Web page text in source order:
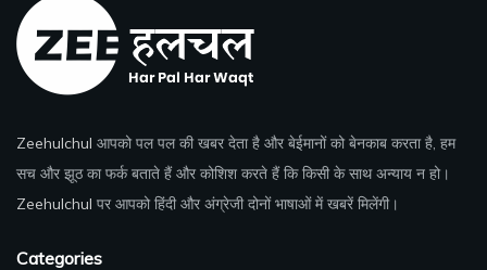
Zeehulchul आपको पल पल की खबर देता है और बेईमानों को बेनकाब करता है, हम
सच और झूठ का फर्क बताते हैं और कोशिश करते हैं कि किसी के साथ अन्याय न हो।
Zeehulchul पर आपको हिंदी और अंग्रेजी दोनों भाषाओं में खबरें मिलेंगी।
Categories